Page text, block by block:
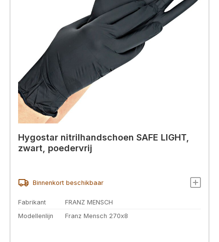
Hygostar nitrilhandschoen SAFE LIGHT,
zwart, poedervrij
Binnenkort beschikbaar
Fabrikant
FRANZ MENSCH
Modellenlijn
Franz Mensch 270x8